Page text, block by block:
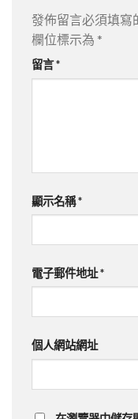
發佈留言必須填寫
欄位標示為 *
留言*
顯示名稱*
電子郵件地址*
個人網站網址